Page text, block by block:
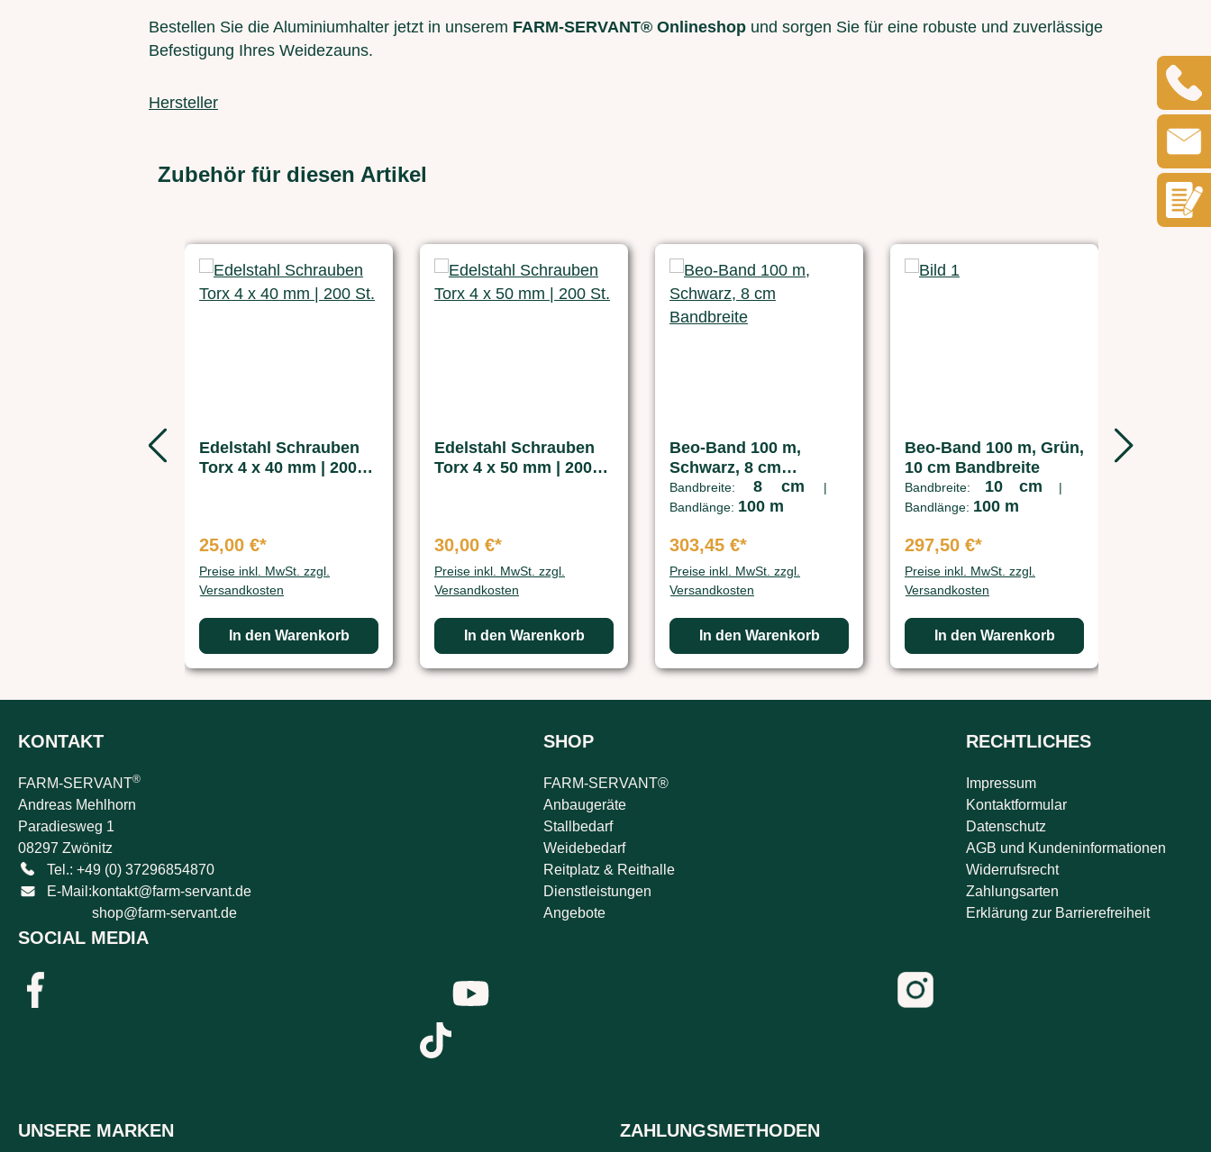
Bestellen Sie die Aluminiumhalter jetzt in unserem FARM-SERVANT® Onlineshop und sorgen Sie für eine robuste und zuverlässige
Befestigung Ihres Weidezauns.
Hersteller
Zubehör für diesen Artikel
Edelstahl Schrauben
Torx 4 x 40 mm | 200
25,00 €*
Preise inkl. MwSt. zzgl.
Versandkosten
In den Warenkorb
Edelstahl Schrauben
Torx 4 x 50 mm | 200
30,00 €*
Preise inkl. MwSt. zzgl.
Versandkosten
In den Warenkorb
Beo-Band 100 m,
Schwarz, 8 cm
Bandbreite
Bandbreite: 8 cm
|
Bandlänge: 100 m
303,45 €*
Preise inkl. MwSt. zzgl.
Versandkosten
In den Warenkorb
Beo-Band 100 m, Grün,
10 cm Bandbreite
Bandbreite: 10 cm
|
Bandlänge: 100 m
297,50 €*
Preise inkl. MwSt. zzgl.
Versandkosten
In den Warenkorb
KONTAKT
FARM-SERVANT®
Andreas Mehlhorn
Paradiesweg 1
08297 Zwönitz
Tel.: +49 (0) 37296854870
E-Mail:kontakt@farm-servant.de
shop@farm-servant.de
SHOP
FARM-SERVANT®
Anbaugeräte
Stallbedarf
Weidebedarf
Reitplatz & Reithalle
Dienstleistungen
Angebote
RECHTLICHES
Impressum
Kontaktformular
Datenschutz
AGB und Kundeninformationen
Widerrufsrecht
Zahlungsarten
Erklärung zur Barrierefreiheit
SOCIAL MEDIA
UNSERE MARKEN ZAHLUNGSMETHODEN